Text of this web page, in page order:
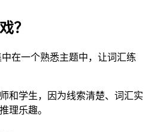
？
在一个熟悉主题中，让词汇练
和学生，因为线索清楚、词汇实
理乐趣。